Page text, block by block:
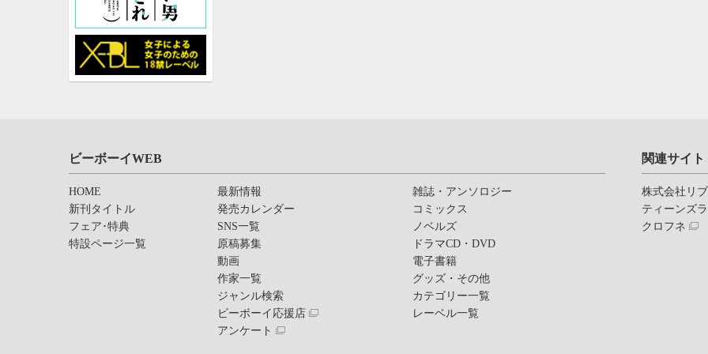
ビーボーイWEB
HOME
新刊タイトル
フェア･特典
特設ページ一覧
最新情報
発売カレンダー
SNS一覧
原稿募集
動画
作家一覧
ジャンル検索
ビーボーイ応援店
アンケート
雑誌・アンソロジー
コミックス
ノベルズ
ドラマCD・DVD
電子書籍
グッズ・その他
カテゴリー一覧
レーベル一覧
関連サイト
株式会社リ
ティーンズ
クロフネ